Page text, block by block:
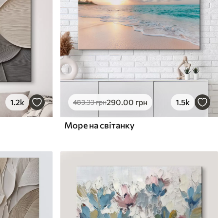
1.2k 483.33грн290.00 грн 1.5k
Море на світанку